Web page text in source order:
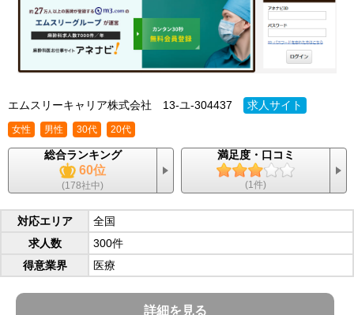
エムスリーキャリア株式会社 13-ユ-304437 求人サイト
女性 男性 30代 20代
総合ランキング
60位
(178社中)
満足度・口コミ
(1件)
対応エリア
全国
求人数
300件
得意業界
医療
詳細を見る